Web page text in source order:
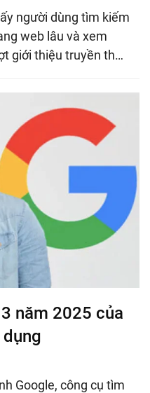
người dùng tìm kiếm
web lâu và xem
giới thiệu truyền th…
năm 2025 của
Google, công cụ tìm